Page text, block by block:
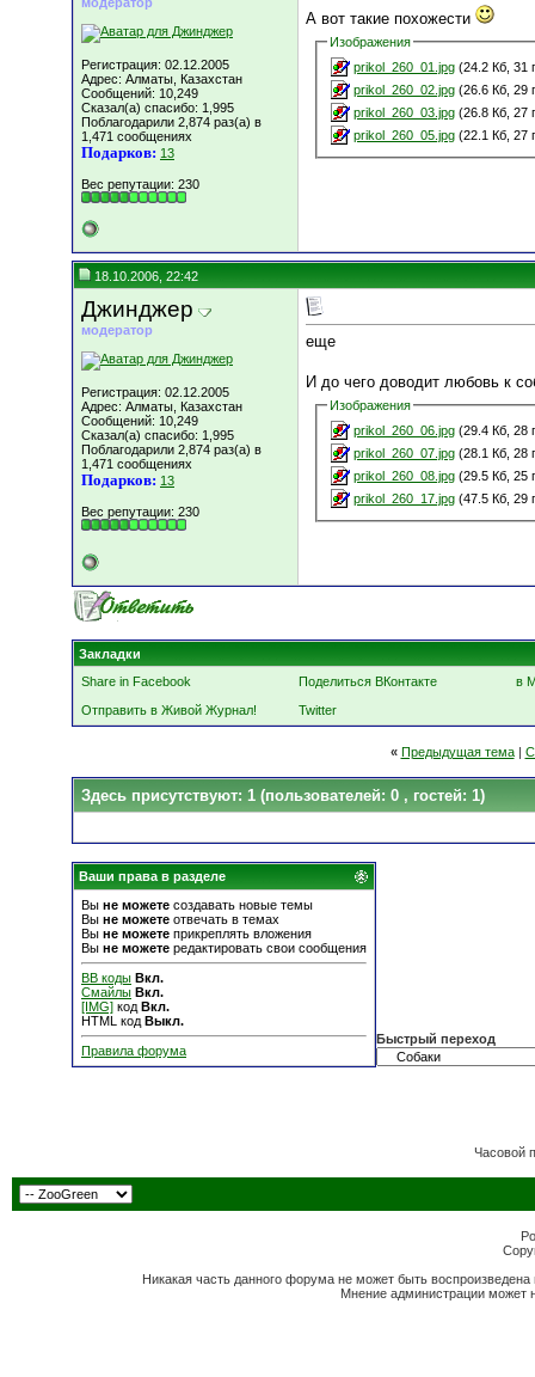
Регистрация: 02.12.2005
Адрес: Алматы, Казахстан
Сообщений: 10,249
Сказал(а) спасибо: 1,995
Поблагодарили 2,874 раз(а) в
1,471 сообщениях
Подарков: 13
Вес репутации: 230
А вот такие похожести
Изображения
prikol_260_01.jpg (24.2 Кб, 31
prikol_260_02.jpg (26.6 Кб, 29
prikol_260_03.jpg (26.8 Кб, 27
prikol_260_05.jpg (22.1 Кб, 27
18.10.2006, 22:42
Джинджер
модератор
Регистрация: 02.12.2005
Адрес: Алматы, Казахстан
Сообщений: 10,249
Сказал(а) спасибо: 1,995
Поблагодарили 2,874 раз(а) в
1,471 сообщениях
Подарков: 13
Вес репутации: 230
еще
И до чего доводит любовь к
Изображения
prikol_260_06.jpg (29.4 Кб, 28
prikol_260_07.jpg (28.1 Кб, 28
prikol_260_08.jpg (29.5 Кб, 25
prikol_260_17.jpg (47.5 Кб, 29
Закладки
Share in Facebook
Поделиться ВКонтакте
в
Отправить в Живой Журнал!
Twitter
« Предыдущая тема|
Здесь присутствуют: 1 (пользователей: 0 , гостей: 1)
Ваши права в разделе
Вы не можете создавать новые темы
Вы не можете отвечать в темах
Вы не можете прикреплять вложения
Вы не можете редактировать свои сообщения
BB коды Вкл.
Смайлы Вкл.
[IMG] код Вкл.
HTML код Выкл.
Правила форума
Быстрый переход
Часовой
Никакая часть данного форума не может быть
Мнение администрации может